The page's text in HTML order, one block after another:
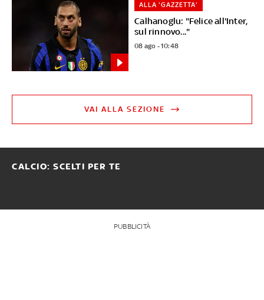
Calhanoglu: "Felice all'Inter,
sul rinnovo..."
ALLA 'GAZZETTA'
08 ago - 10:48
VAI ALLA SEZIONE
CALCIO: SCELTI PER TE
PUBBLICITÀ